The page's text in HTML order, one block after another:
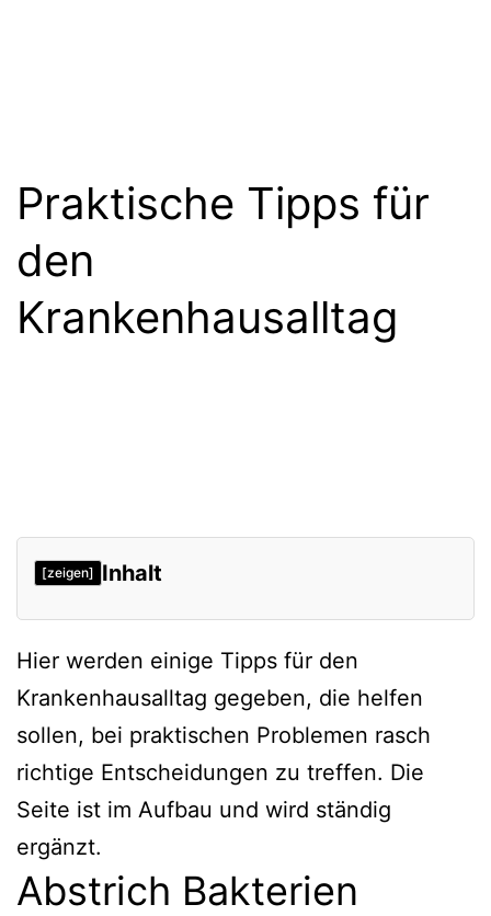
Praktische Tipps für
den
Krankenhausalltag
[zeigen] Inhalt
Abstrich Bakterien
Elimination von Antibiotika
Azathioprin
Cephalosporine
Blutentnahme
Liquorpunktion
Urinkultur
Hier werden einige Tipps für den
Krankenhausalltag gegeben, die helfen
sollen, bei praktischen Problemen rasch
richtige Entscheidungen zu treffen. Die
Seite ist im Aufbau und wird ständig
ergänzt.
Abstrich Bakterien